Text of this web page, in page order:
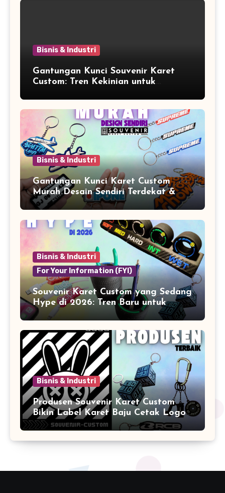
Bisnis & Industri
Gantungan Kunci Souvenir Karet
Custom: Tren Kekinian untuk
Bisnis & Industri
Gantungan Kunci Karet Custom
Murah Desain Sendiri Terdekat &
Berkualitas
Bisnis & Industri
For Your Information (FYI)
Souvenir Karet Custom yang Sedang
Hype di 2026: Tren Baru untuk
Branding & Lifestyle
Bisnis & Industri
Produsen Souvenir Karet Custom
Bikin Label Karet Baju Cetak Logo
Karet Sintetis